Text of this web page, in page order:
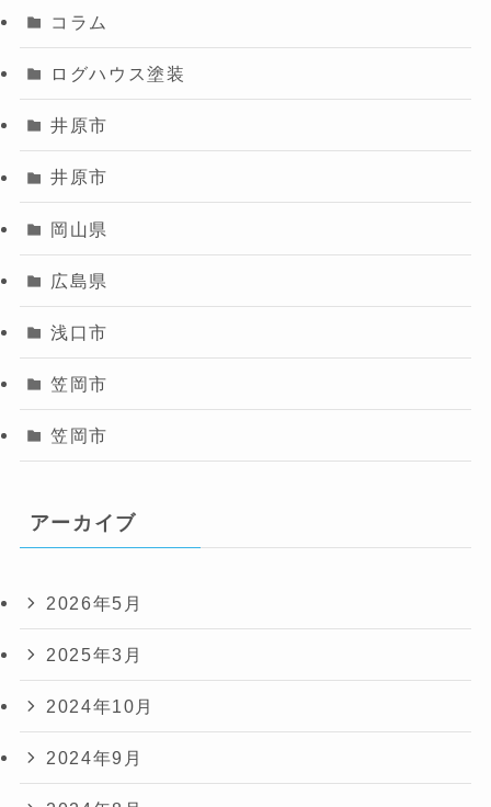
コラム
ログハウス塗装
井原市
井原市
岡山県
広島県
浅口市
笠岡市
笠岡市
アーカイブ
2026年5月
2025年3月
2024年10月
2024年9月